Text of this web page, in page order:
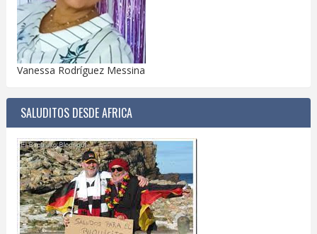
Vanessa Rodríguez Messina
SALUDITOS DESDE AFRICA